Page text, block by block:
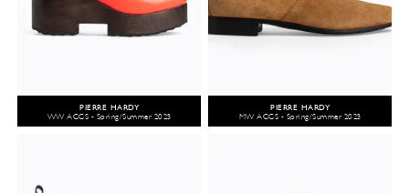
PIERRE HARDY
WW ACCS - Spring/Summer 2023
PIERRE HARDY
MW ACCS - Spring/Summer 2023